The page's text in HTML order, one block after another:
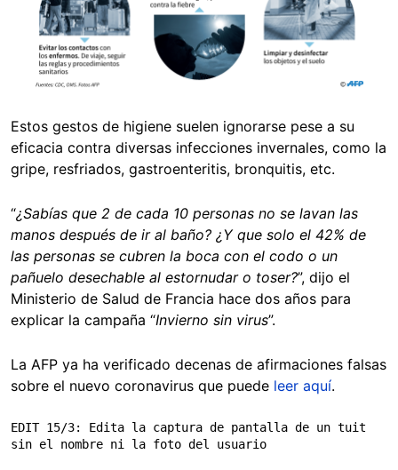
Estos gestos de higiene suelen ignorarse pese a su
eficacia contra diversas infecciones invernales, como la
gripe, resfriados, gastroenteritis, bronquitis, etc.
“¿Sabías que 2 de cada 10 personas no se lavan las
manos después de ir al baño? ¿Y que solo el 42% de
las personas se cubren la boca con el codo o un
pañuelo desechable al estornudar o toser?”, dijo el
Ministerio de Salud de Francia hace dos años para
explicar la campaña “Invierno sin virus”.
La AFP ya ha verificado decenas de afirmaciones falsas
sobre el nuevo coronavirus que puede leer aquí.
EDIT 15/3: Edita la captura de pantalla de un tuit
sin el nombre ni la foto del usuario